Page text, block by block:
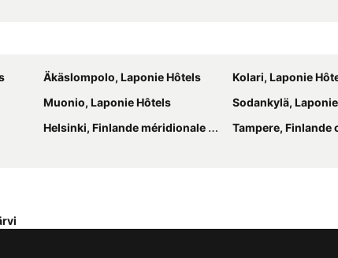
Äkäslompolo, Laponie Hôtels
Kolari, Laponie
Muonio, Laponie Hôtels
Sodankylä,
Helsinki, Finlande méridionale Hôtels
Tampere, Finlande